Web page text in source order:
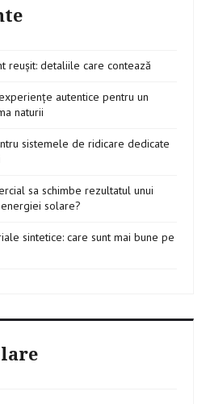
reușit: detaliile care contează
autentice pentru un
naturii
sistemele de ridicare dedicate
sa schimbe rezultatul unui
solare?
sintetice: care sunt mai bune pe